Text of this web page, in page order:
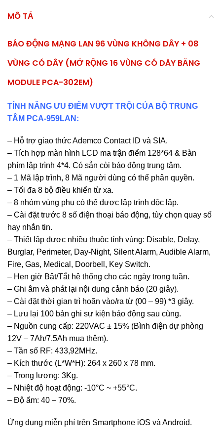
MÔ TẢ
BÁO ĐỘNG MẠNG LAN 96 VÙNG KHÔNG DÂY + 08
VÙNG CÓ DÂY (MỞ RỘNG 16 VÙNG CÓ DÂY BẰNG
MODULE PCA-302EM)
TÍNH NĂNG ƯU ĐIỂM VƯỢT TRỘI CỦA BỘ TRUNG
TÂM PCA-959LAN:
– Hỗ trợ giao thức Ademco Contact ID và SIA.
– Tích hợp màn hình LCD ma trận điểm 128*64 & Bàn
phím lập trình 4*4. Có sẵn còi báo động trung tâm.
– 1 Mã lập trình, 8 Mã người dùng có thể phân quyền.
– Tối đa 8 bộ điều khiển từ xa.
– 8 nhóm vùng phụ có thể được lập trình độc lập.
– Cài đặt trước 8 số điện thoại báo động, tùy chọn quay số
hay nhắn tin.
– Thiết lập được nhiều thuộc tính vùng: Disable, Delay,
Burglar, Perimeter, Day-Night, Silent Alarm, Audible Alarm,
Fire, Gas, Medical, Doorbell, Key Switch.
– Hẹn giờ Bật/Tắt hệ thống cho các ngày trong tuần.
– Ghi âm và phát lại nội dung cảnh báo (20 giây).
– Cài đặt thời gian trì hoãn vào/ra từ (00 – 99) *3 giây.
– Lưu lại 100 bản ghi sự kiện báo động sau cùng.
– Nguồn cung cấp: 220VAC ± 15% (Bình điện dự phòng
12V – 7Ah/7.5Ah mua thêm).
– Tần số RF: 433,92MHz.
– Kích thước (L*W*H): 264 x 260 x 78 mm.
– Trọng lượng: 3Kg.
– Nhiệt độ hoạt động: -10°C ~ +55°C.
– Độ ẩm: 40 – 70%.
Ứng dụng miễn phí trên Smartphone iOS và Android.